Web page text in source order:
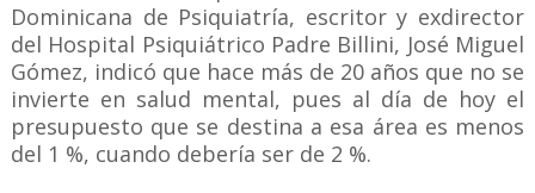
Dominicana de Psiquiatría, escritor y exdirector
del Hospital Psiquiátrico Padre Billini, José Miguel
Gómez, indicó que hace más de 20 años que no se
invierte en salud mental, pues al día de hoy el
presupuesto que se destina a esa área es menos
del 1 %, cuando debería ser de 2 %.